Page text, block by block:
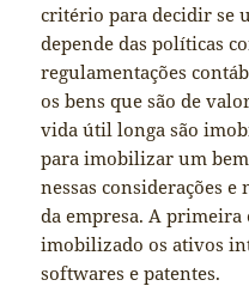
critério para decidir se
depende das políticas
regulamentações
os bens que são de
vida útil longa são
para imobilizar um
nessas considerações e
da empresa. A
imobilizado os ativos
softwares e patentes.